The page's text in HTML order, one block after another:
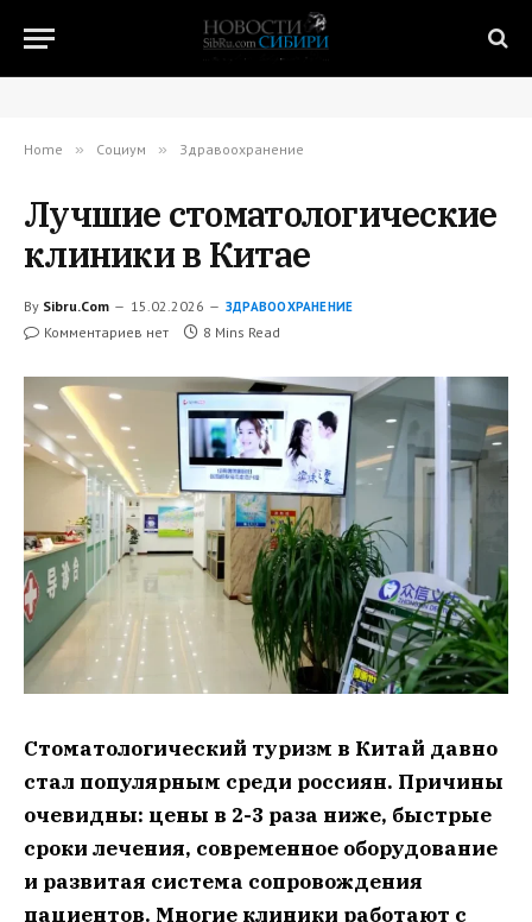
Home » Социум » Здравоохранение
Лучшие стоматологические
клиники в Китае
By Sibru.Com 15.02.2026 ЗДРАВООХРАНЕНИЕ
Комментариев нет 8 Mins Read
Стоматологический туризм в Китай давно
стал популярным среди россиян. Причины
очевидны: цены в 2-3 раза ниже, быстрые
сроки лечения, современное оборудование
и развитая система сопровождения
пациентов. Многие клиники работают с